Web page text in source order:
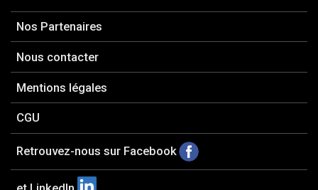
Nos Partenaires
Nous contacter
Mentions légales
CGU
Retrouvez-nous sur Facebook